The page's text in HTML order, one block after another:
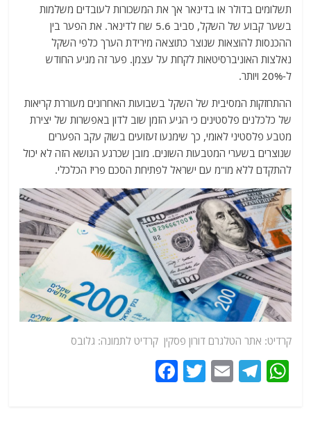
תשלומים בדולר או בדינאר אך את המשכורות לעובדים משלמות
בשער קבוע של השקל, סביב 5.6 שח לדינאר. את הפער בין
ההכנסות להוצאות שנוצר כתוצאה מירידת הערך כלפי השקל
נאלצות האוניברסיטאות לקחת על עצמן. פער זה מגיע החודש
ל-20% ויותר.
ההתחזקות המסיבית של השקל בשבועות האחרונים מעוררת קריאות
של כלכלנים פלסטינים כי הגיע הזמן שוב לדון באפשרות של יצירת
מטבע פלסטיני לאומי, כך שימנעו זעזועים בשוק עקב הפערים
שנוצרים בשערי המטבעות השונים. מובן שכרגע הנושא הזה לא יכול
להתקדם ללא מו"מ עם ישראל לפתיחת הסכם פריז הכלכלי.
קרדיט: אתר הטלגרם דורון פסקין קרדיט לתמונה: גלובס
W
T
E
T